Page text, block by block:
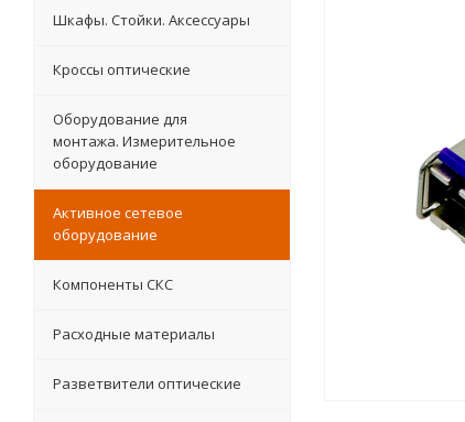
Шкафы. Стойки. Аксесcуары
Кроссы оптические
Оборудование для
монтажа. Измерительное
оборудование
Активное сетевое
оборудование
Компоненты СКС
Расходные материалы
Разветвители оптические